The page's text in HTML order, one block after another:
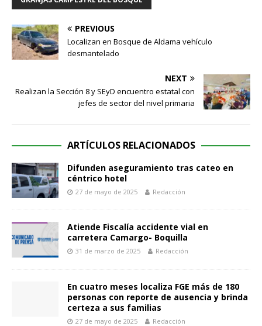
PREVIOUS
Localizan en Bosque de Aldama vehículo
desmantelado
NEXT
Realizan la Sección 8 y SEyD encuentro estatal con
jefes de sector del nivel primaria
ARTÍCULOS RELACIONADOS
Difunden aseguramiento tras cateo en
céntrico hotel
27 de mayo de 2025 Redacción
Atiende Fiscalía accidente vial en
carretera Camargo- Boquilla
31 de marzo de 2025 Redacción
En cuatro meses localiza FGE más de 180
personas con reporte de ausencia y brinda
certeza a sus familias
27 de mayo de 2025 Redacción